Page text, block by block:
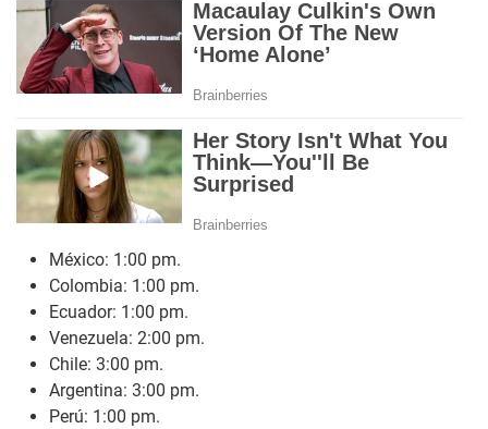
México: 1:00 pm.
Colombia: 1:00 pm.
Ecuador: 1:00 pm.
Venezuela: 2:00 pm.
Chile: 3:00 pm.
Argentina: 3:00 pm.
Perú: 1:00 pm.